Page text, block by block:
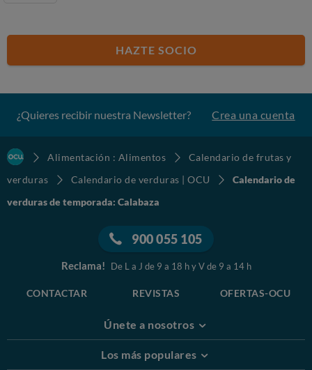
HAZTE SOCIO
¿Quieres recibir nuestra Newsletter? Crea una cuenta
Alimentación : Alimentos
Calendario de frutas y
verduras
Calendario de verduras | OCU
Calendario de
verduras de temporada: Calabaza
900 055 105
Reclama! De L a J de 9 a 18 h y V de 9 a 14 h
CONTACTAR REVISTAS OFERTAS-OCU
Únete a nosotros
Los más populares